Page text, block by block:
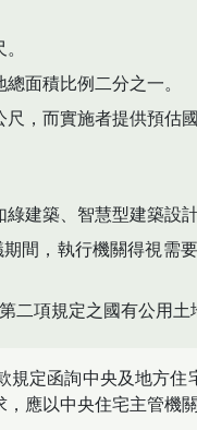
面積比例二分之一。
，而實施者提供預估
建築、智慧型建築設計
間，執行機關得視需
項規定之國有公用土
定函詢中央及地方住
應以中央住宅主管機關